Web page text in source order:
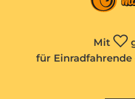
Mit
für Einradfahrende